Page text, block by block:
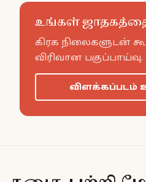
உங்கள்
கிரக நிலைகளுடன்
விரிவான பகுப்பாய்வு.
விளக்கப்படம்